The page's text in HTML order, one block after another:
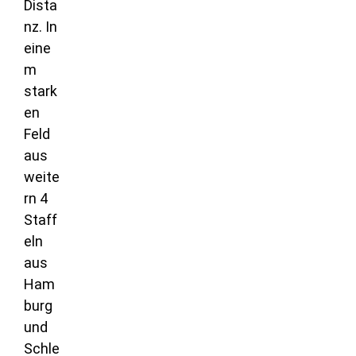
Dista
nz. In
eine
m
stark
en
Feld
aus
weite
rn 4
Staff
eln
aus
Ham
burg
und
Schle